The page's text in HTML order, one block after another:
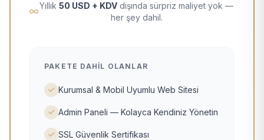
Yıllık 50 USD + KDV dışında sürpriz maliyet yok —
her şey dahil.
PAKETE DAHIL OLANLAR
Kurumsal & Mobil Uyumlu Web Sitesi
Admin Paneli — Kolayca Kendiniz Yönetin
SSL Güvenlik Sertifikası